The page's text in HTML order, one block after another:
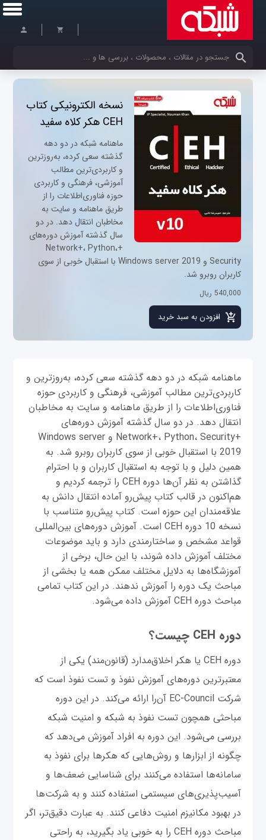
کلمات کلیدی خود را وارد کنید
نسخه الکترونیکی کتاب
CEH هکر کلاه سفید
ماهنامه شبکه در دو دهه
گذشته سعی کرده، به‌روزترین
و کاربردی‌ترین مطالب
آموزشی، فرهنگی و کاربردی
حوزه فناوری‌اطلاعات را از
طریق ماهنامه و سایت به
مخاطبان انتقال دهد. در دو
سال گذشته آموزش دوره‌های
+Network+، Python،
Security و Windows server 2019 با استقبال خوبی از سوی
کاربران روبرو شد.
540,000 ریال
ماهنامه شبکه در دو دهه گذشته سعی کرده، به‌روزترین و
کاربردی‌ترین مطالب آموزشی، فرهنگی و کاربردی حوزه
فناوری‌اطلاعات را از طریق ماهنامه و سایت به مخاطبان
انتقال دهد. در دو سال گذشته آموزش دوره‌های
+Network+، Python، Security و Windows server
2019 با استقبال خوبی از سوی کاربران روبرو شد. به
همین دلیل و با توجه به استقبال کاربران و با احترام
گذاشتن به نظر آن‌ها دوره CEH را ترجمه کردیم و
هم‌اکنون در قالب کتاب پیش‌رو آماده انتقال دانش به
علاقه‌مندان این حوزه است. کتاب پیش‌رو متناسب با
نسخه 10 دوره CEH است. آموزش دوره‌های بین‌المللی
قواعد مشخص و ساختارمندی دارد و باید موضوعات
مختلف آموزش داده شوند، با این حال، برخی از
آموزشگاه‌ها به دلایل مختلف ممکن همه یا بخشی از
مباحث یک دوره را آموزش ندهند. در این کتاب تمامی
مباحث دوره CEH آموزش داده می‌شود.
دوره CEH چیست؟
دوره CEH یا هکر اخلاق‌مدارد (قانون‌مند) یکی از
معتبرترین دوره‌های آموزش نفوذ و تست نفوذ است که
شرکت EC-Council آن‌را ارائه می‌کند. در این دوره
مباحثی همچون تست نفوذ به شبکه و امنیت شبکه
بررسی می‌شود. این دوره به افراد آموزش می‌دهد که
چگونه از ابزارها و روش‌هایی که هکرها برای نفوذ به
سامانه‌ها استفاده می‌کنند برای شناسایی ضعف‌ها و
آسیب‌پذیری‌های سیستمی استفاده کنند و به شرکت‌ها
در بهبود مکانیزم امنیت دفاعی کنند. به عبارت دقیق‌تر، اگر
مباحث دوره CEH را به خوبی یاد بگیرید، به راحتی